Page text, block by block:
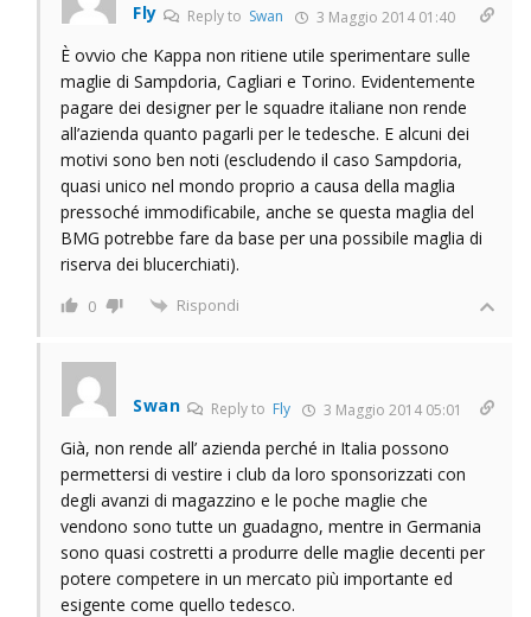
Fly Reply to Swan 3 Maggio 2014 01:40
È ovvio che Kappa non ritiene utile sperimentare sulle
maglie di Sampdoria, Cagliari e Torino. Evidentemente
pagare dei designer per le squadre italiane non rende
all’azienda quanto pagarli per le tedesche. E alcuni dei
motivi sono ben noti (escludendo il caso Sampdoria,
quasi unico nel mondo proprio a causa della maglia
pressoché immodificabile, anche se questa maglia del
BMG potrebbe fare da base per una possibile maglia di
riserva dei blucerchiati).
0 Rispondi
Swan Reply to Fly 3 Maggio 2014 05:01
Già, non rende all’ azienda perché in Italia possono
permettersi di vestire i club da loro sponsorizzati con
degli avanzi di magazzino e le poche maglie che
vendono sono tutte un guadagno, mentre in Germania
sono quasi costretti a produrre delle maglie decenti per
potere competere in un mercato più importante ed
esigente come quello tedesco.